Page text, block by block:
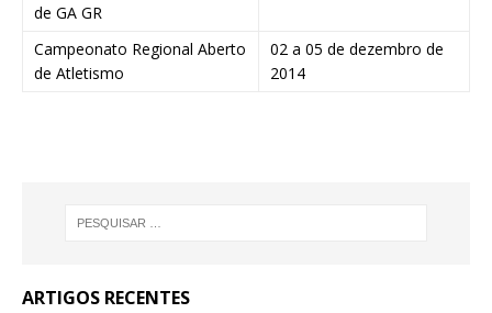
de GA GR
Campeonato Regional Aberto
de Atletismo
02 a 05 de dezembro de
2014
ARTIGOS RECENTES